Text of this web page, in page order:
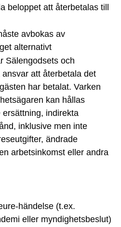
beloppet att återbetalas till
avbokas av
alternativt
Sälengodsets och
att återbetala det
har betalat. Varken
kan hållas
indirekta
inklusive men inte
ändrade
arbetsinkomst eller andra
händelse (t.ex.
eller myndighetsbeslut)